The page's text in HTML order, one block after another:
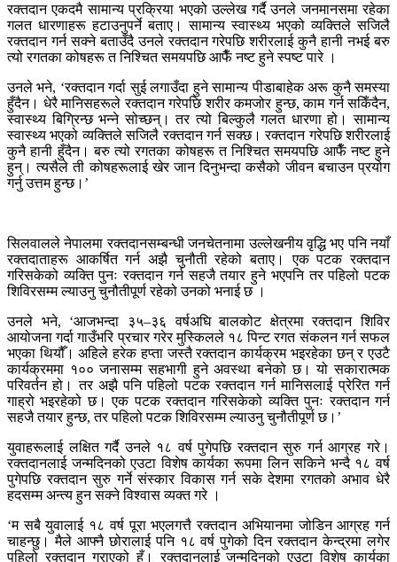
रक्तदान एकदमै सामान्य प्रक्रिया भएको उल्लेख गर्दै उनले जनमानसमा रहेका
गलत धारणाहरू हटाउनुपर्ने बताए। सामान्य स्वास्थ्य भएको व्यक्तिले सजिलै
रक्तदान गर्न सक्ने बताउँदै उनले रक्तदान गरेपछि शरीरलाई कुनै हानी नभई बरु
त्यो रगतका कोषहरू त निश्चित समयपछि आफैँ नष्ट हुने स्पष्ट पारे ।
उनले भने, ‘रक्तदान गर्दा सुई लगाउँदा हुने सामान्य पीडाबाहेक अरू कुनै समस्या
हुँदैन। धेरै मानिसहरूले रक्तदान गरेपछि शरीर कमजोर हुन्छ, काम गर्न सकिँदैन,
स्वास्थ्य बिग्रिन्छ भन्ने सोच्छन्। तर त्यो बिल्कुलै गलत धारणा हो। सामान्य
स्वास्थ्य भएको व्यक्तिले सजिलै रक्तदान गर्न सक्छ। रक्तदान गरेपछि शरीरलाई
कुनै हानी हुँदैन। बरु त्यो रगतका कोषहरू त निश्चित समयपछि आफैँ नष्ट हुने
हुन्। त्यसैले ती कोषहरूलाई खेर जान दिनुभन्दा कसैको जीवन बचाउन प्रयोग
गर्नु उत्तम हुन्छ।’
सिलवालले नेपालमा रक्तदानसम्बन्धी जनचेतनामा उल्लेखनीय वृद्धि भए पनि नयाँ
रक्तदाताहरू आकर्षित गर्न अझै चुनौती रहेको बताए। एक पटक रक्तदान
गरिसकेको व्यक्ति पुनः रक्तदान गर्न सहजै तयार हुने भएपनि तर पहिलो पटक
शिविरसम्म ल्याउनु चुनौतीपूर्ण रहेको उनको भनाई छ ।
उनले भने, ‘आजभन्दा ३५–३६ वर्षअघि बालकोट क्षेत्रमा रक्तदान शिविर
आयोजना गर्दा गाउँभरि प्रचार गरेर मुस्किलले १८ पिन्ट रगत संकलन गर्न सफल
भएका थियौँ। अहिले हरेक हप्ता जस्तै रक्तदान कार्यक्रम भइरहेका छन् र एउटै
कार्यक्रममा १०० जनासम्म सहभागी हुने अवस्था बनेको छ। यो सकारात्मक
परिवर्तन हो। तर अझै पनि पहिलो पटक रक्तदान गर्न मानिसलाई प्रेरित गर्न
गाह्रो भइरहेको छ। एक पटक रक्तदान गरिसकेको व्यक्ति पुनः रक्तदान गर्न
सहजै तयार हुन्छ, तर पहिलो पटक शिविरसम्म ल्याउनु चुनौतीपूर्ण छ।’
युवाहरूलाई लक्षित गर्दै उनले १८ वर्ष पुगेपछि रक्तदान सुरु गर्न आग्रह गरे।
रक्तदानलाई जन्मदिनको एउटा विशेष कार्यका रूपमा लिन सकिने भन्दै १८ वर्ष
पुगेपछि रक्तदान सुरु गर्ने संस्कार विकास गर्न सके देशमा रगतको अभाव धेरै
हदसम्म अन्त्य हुन सक्ने विश्वास व्यक्त गरे ।
‘म सबै युवालाई १८ वर्ष पूरा भएलगत्तै रक्तदान अभियानमा जोडिन आग्रह गर्न
चाहन्छु। मैले आफ्नै छोरालाई पनि १८ वर्ष पुगेको दिन रक्तदान केन्द्रमा लगेर
पहिलो रक्तदान गराएको हुँ। रक्तदानलाई जन्मदिनको एउटा विशेष कार्यका